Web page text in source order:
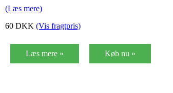
(Læs mere)
60 DKK (Vis fragtpris)
Læs mere » Køb nu »